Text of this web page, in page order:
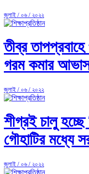
জুলাই / ০৬ / ২০২২
তীব্র
গরম কমার
জুলাই / ০৬ / ২০২২
শীগ্রই চালু
গৌহাটির মধ্যে
জুলাই / ০৬ / ২০২২